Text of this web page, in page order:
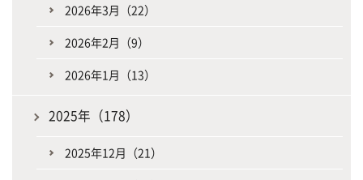
2026年3月（22）
2026年2月（9）
2026年1月（13）
2025年（178）
2025年12月（21）